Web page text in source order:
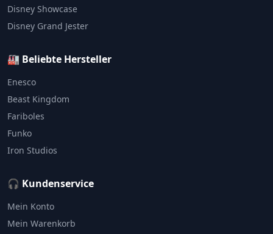
Disney Showcase
Disney Grand Jester
🏭 Beliebte Hersteller
Enesco
Beast Kingdom
Fariboles
Funko
Iron Studios
🎧 Kundenservice
Mein Konto
Mein Warenkorb